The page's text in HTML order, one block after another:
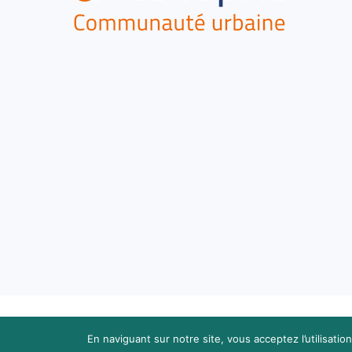
En naviguant sur notre site, vous acceptez